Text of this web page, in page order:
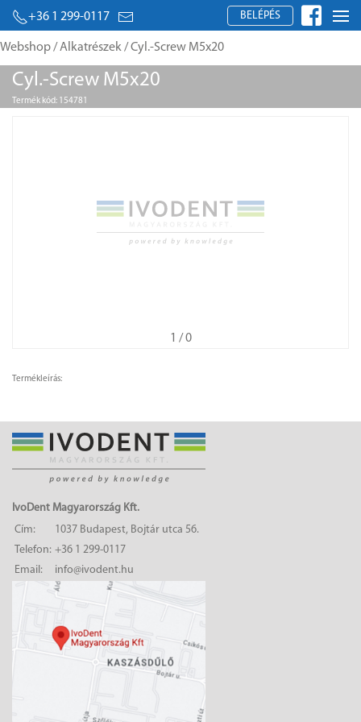
+36 1 299-0117 BELÉPÉS
Webshop/Alkatrészek/ Cyl.-Screw M5x20
Cyl.-Screw M5x20
Termék kód: 154781
1 / 0
Termékleírás:
IvoDent Magyarország Kft.
Cím:
1037 Budapest, Bojtár utca 56.
Telefon: +36 1 299-0117
Email:
info@ivodent.hu